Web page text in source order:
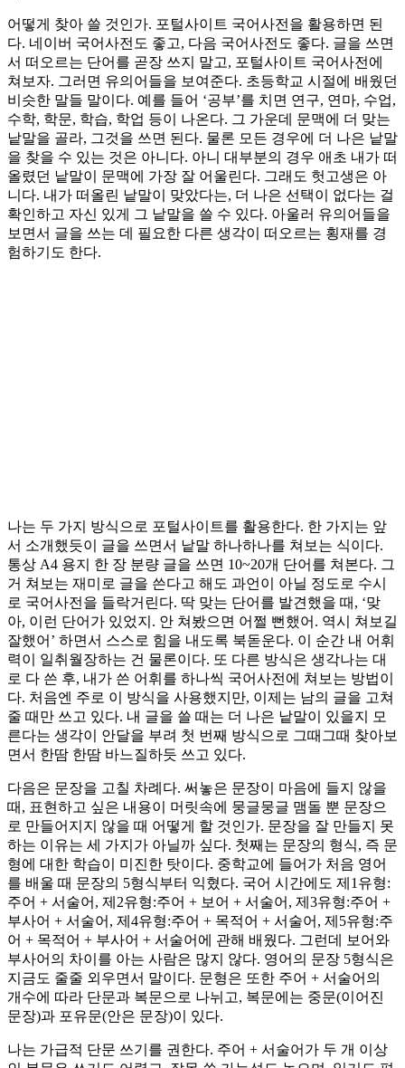
어떻게 찾아 쓸 것인가. 포털사이트 국어사전을 활용하면 된
다. 네이버 국어사전도 좋고, 다음 국어사전도 좋다. 글을 쓰면
서 떠오르는 단어를 곧장 쓰지 말고, 포털사이트 국어사전에
쳐보자. 그러면 유의어들을 보여준다. 초등학교 시절에 배웠던
비슷한 말들 말이다. 예를 들어 ‘공부’를 치면 연구, 연마, 수업,
수학, 학문, 학습, 학업 등이 나온다. 그 가운데 문맥에 더 맞는
낱말을 골라, 그것을 쓰면 된다. 물론 모든 경우에 더 나은 낱말
을 찾을 수 있는 것은 아니다. 아니 대부분의 경우 애초 내가 떠
올렸던 낱말이 문맥에 가장 잘 어울린다. 그래도 헛고생은 아
니다. 내가 떠올린 낱말이 맞았다는, 더 나은 선택이 없다는 걸
확인하고 자신 있게 그 낱말을 쓸 수 있다. 아울러 유의어들을
보면서 글을 쓰는 데 필요한 다른 생각이 떠오르는 횡재를 경
험하기도 한다.
나는 두 가지 방식으로 포털사이트를 활용한다. 한 가지는 앞
서 소개했듯이 글을 쓰면서 낱말 하나하나를 쳐보는 식이다.
통상 A4 용지 한 장 분량 글을 쓰면 10~20개 단어를 쳐본다. 그
거 쳐보는 재미로 글을 쓴다고 해도 과언이 아닐 정도로 수시
로 국어사전을 들락거린다. 딱 맞는 단어를 발견했을 때, ‘맞
아, 이런 단어가 있었지. 안 쳐봤으면 어쩔 뻔했어. 역시 쳐보길
잘했어’ 하면서 스스로 힘을 내도록 북돋운다. 이 순간 내 어휘
력이 일취월장하는 건 물론이다. 또 다른 방식은 생각나는 대
로 다 쓴 후, 내가 쓴 어휘를 하나씩 국어사전에 쳐보는 방법이
다. 처음엔 주로 이 방식을 사용했지만, 이제는 남의 글을 고쳐
줄 때만 쓰고 있다. 내 글을 쓸 때는 더 나은 낱말이 있을지 모
른다는 생각이 안달을 부려 첫 번째 방식으로 그때그때 찾아보
면서 한땀 한땀 바느질하듯 쓰고 있다.
다음은 문장을 고칠 차례다. 써놓은 문장이 마음에 들지 않을
때, 표현하고 싶은 내용이 머릿속에 뭉글뭉글 맴돌 뿐 문장으
로 만들어지지 않을 때 어떻게 할 것인가. 문장을 잘 만들지 못
하는 이유는 세 가지가 아닐까 싶다. 첫째는 문장의 형식, 즉 문
형에 대한 학습이 미진한 탓이다. 중학교에 들어가 처음 영어
를 배울 때 문장의 5형식부터 익혔다. 국어 시간에도 제1유형:
주어 + 서술어, 제2유형:주어 + 보어 + 서술어, 제3유형:주어 +
부사어 + 서술어, 제4유형:주어 + 목적어 + 서술어, 제5유형:주
어 + 목적어 + 부사어 + 서술어에 관해 배웠다. 그런데 보어와
부사어의 차이를 아는 사람은 많지 않다. 영어의 문장 5형식은
지금도 줄줄 외우면서 말이다. 문형은 또한 주어 + 서술어의
개수에 따라 단문과 복문으로 나뉘고, 복문에는 중문(이어진
문장)과 포유문(안은 문장)이 있다.
나는 가급적 단문 쓰기를 권한다. 주어 + 서술어가 두 개 이상